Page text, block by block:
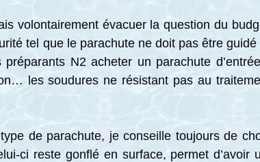
volontairement évacuer la question du
tel que le parachute ne doit pas être guidé
N2 acheter un parachute
les soudures ne résistant pas au
de parachute, je conseille toujours de
ci reste gonflé en surface, permet d’avoir